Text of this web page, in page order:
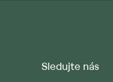
Sledujte nás